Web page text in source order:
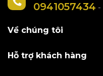
0941057434 -
Về chúng tôi
Hỗ trợ khách hàng